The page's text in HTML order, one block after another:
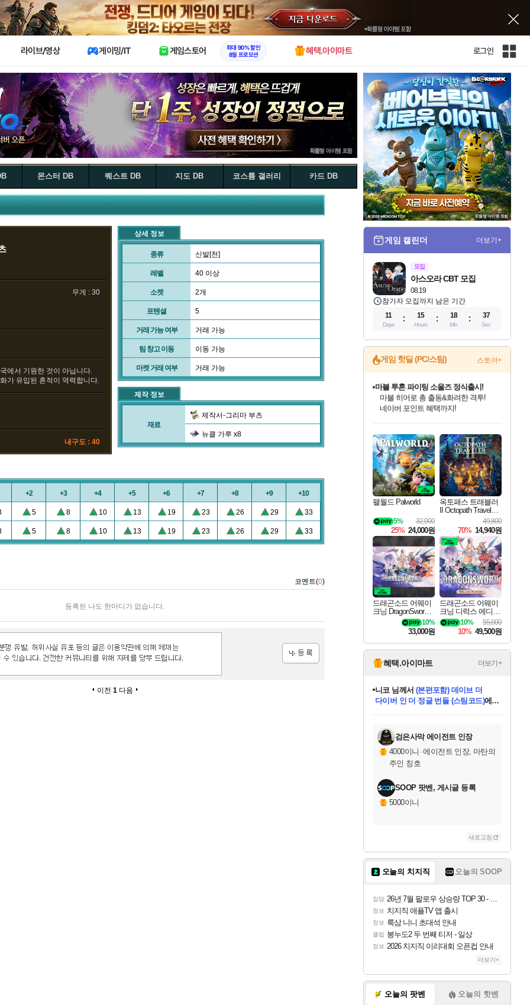
X
라이브/영상 게이밍/IT 게임스토어
최대 90% 할인
8월 프로모션
혜택.아이마트 로그인
인
사
이
트
맵
몬스터 DB 퀘스트 DB 지도 DB 코스튬 갤러리 카드 DB
무게 : 30
에서 기원한 것이 아닙니다.
가 유입된 흔적이 역력합니다.
내구도 : 40
상세 정보
종류 신발[천]
레벨 40 이상
소켓 2개
포텐셜 5
거래 가능 여부 거래 가능
팀 창고 이동 이동 가능
마켓 거래 여부 거래 가능
제작 정보
재료
제작서-그리마 부츠
뉴클 가루 x8
+2 +3 +4 +5 +6 +7 +8 +9 +10
5 8 10 13 19 23 26 29 33
5 8 10 13 19 23 26 29 33
코멘트(0)
등록된 나도 한마디가 없습니다.
이전 1 다음
게임 캘린더 더보기+
모집
08.19
아스오라 CBT 모집
참가자 모집까지 남은 기간
11
Days
15
Hours
18
Min
37
Sec
게임 핫딜 (PC/스팀) 스토어+
최대 90% 할인가를 만나보세요!
네이버혜택과 함께 만나보세요!
50%할인&추가 적립까지!
마블 투혼 파이팅 소울즈 정식출시!
마블 히어로 총 출동&화려한 격투!
네이버 포인트 혜택까지!
이니&베니 혜택까지!
네이버 혜택가와 함께 예약하세요!
할인&네이버혜택으로 만나보세요!
네이버페이 혜택과 만나보세요!
40주년 프로모션으로 만나보세요!
할인가에 만나보세요!
일부 에디션 상시 할인!
혜택으로 예약 판매 중
편안하게 충전하세요
팰월드 Palworld
32,000
5%
25% 24,000원
옥토패스 트래블러
II Octopath Traveler I
49,800
70% 14,940원
드래곤소드 어웨이
크닝 DragonSword A
10%
33,000원
드래곤소드 어웨이
크닝 디럭스 에디션
DragonSword Awake
ning Deluxe Edition
55,000
10%
10% 49,500원
혜택.아이마트 더보기+
교환.
당첨되셨습니다.
니코님께서 (본편포함) 데이브 더
다이버 인 더 정글 번들 (스팀코드)에
당첨되셨습니다.
당첨되셨습니다.
당첨되셨습니다.
당첨되셨습니다.
당첨되셨습니다.
에디션 (스팀코드)를 교환.
당첨되셨습니다.
검은사막 에이전트 인장
4000이니 ·에이전트 인장, 마탄의
주인 칭호
SOOP 팟벤, 게시글 등록
5000이니
새로고침
오늘의 치지직 오늘의 SOOP
잡담 26년 7월 팔로우 상승량 TOP 30 - 월간 치지직
정보 치지직 애플TV 앱 출시
정보 룩삼 니니 초대석 안내
클립 봉누도2 두 번째 티저 - 일상
정보 2026 치지직 이리대회 오픈컵 안내
더보기+
오늘의 팟벤 오늘의 핫벤